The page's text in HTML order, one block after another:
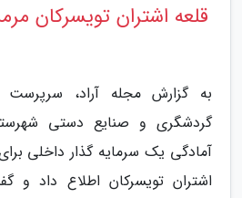
قلعه اشتران تویسرکان
به گزارش مجله آراد، سرپرست
گردشگری و صنایع دستی
آمادگی یک سرمایه گذار داخلی
اشتران تویسرکان اطلاع داد